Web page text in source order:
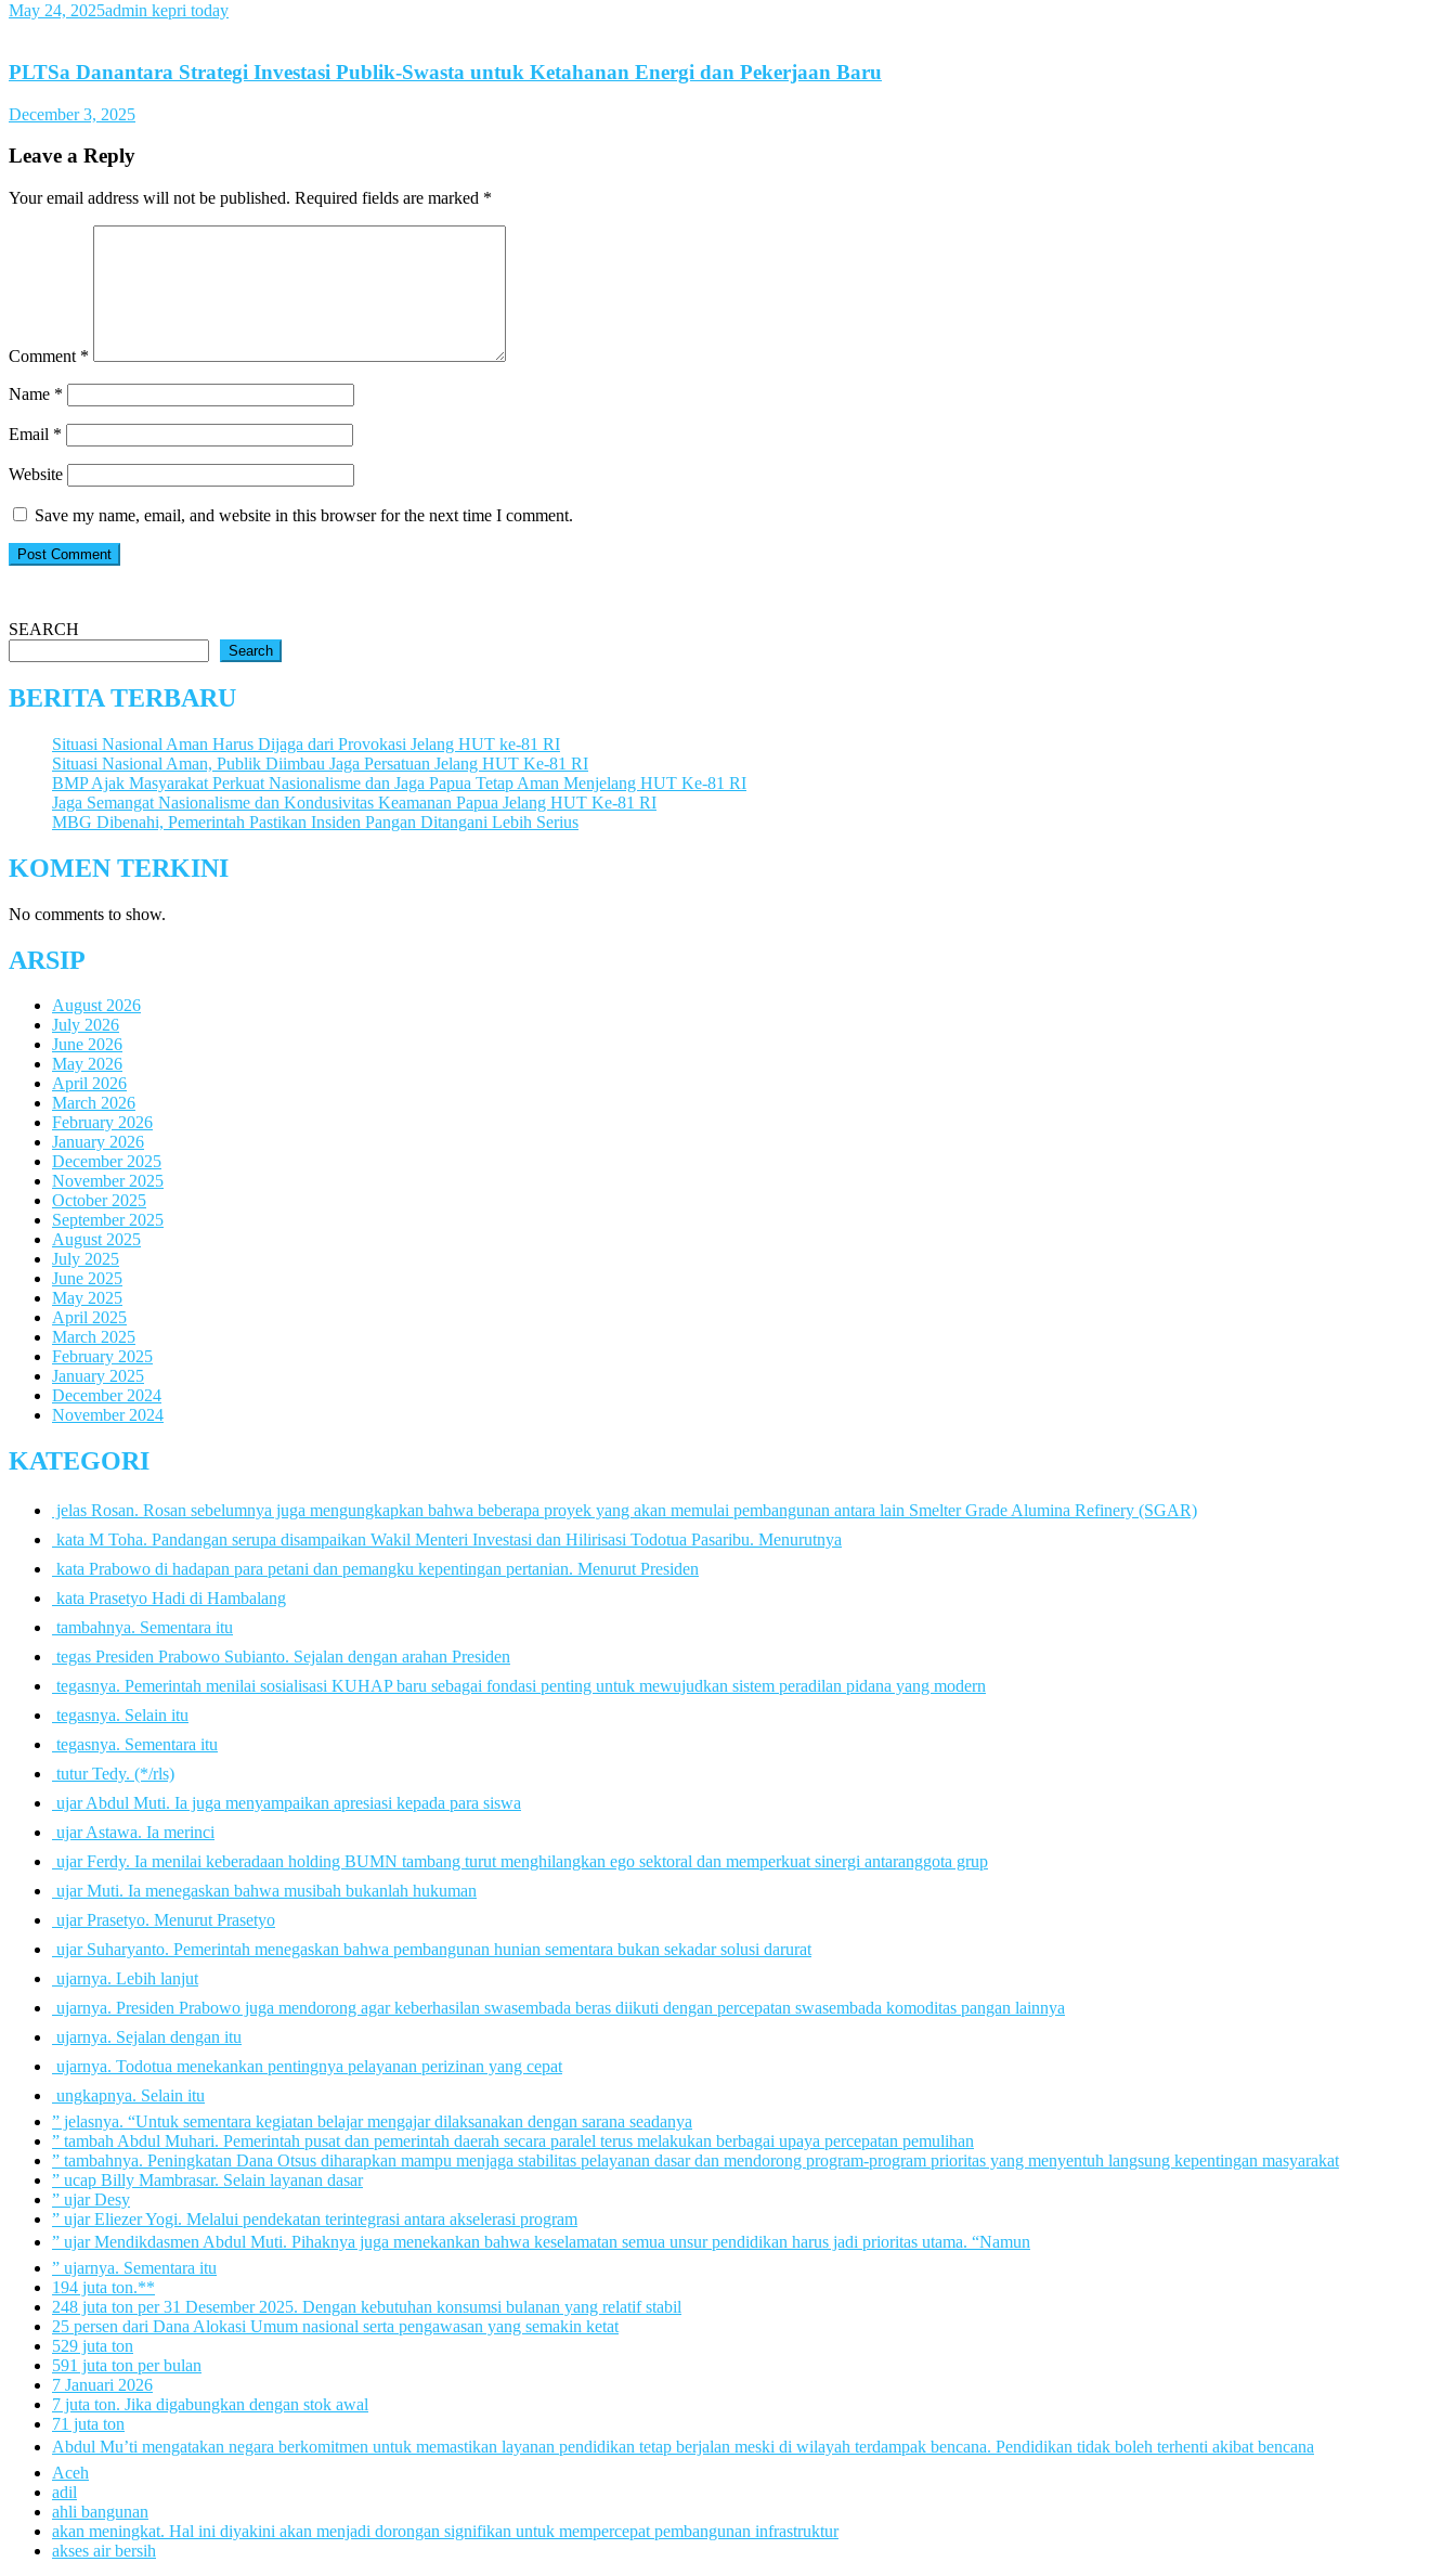
May 24, 2025admin kepri today
PLTSa Danantara Strategi Investasi Publik-Swasta untuk Ketahanan Energi dan Pekerjaan Baru
December 3, 2025
Leave a Reply
Your email address will not be published. Required fields are marked *
Comment *
Name *
Email *
Website
Save my name, email, and website in this browser for the next time I comment.
SEARCH
Search
BERITA TERBARU
Situasi Nasional Aman Harus Dijaga dari Provokasi Jelang HUT ke-81 RI
Situasi Nasional Aman, Publik Diimbau Jaga Persatuan Jelang HUT Ke-81 RI
BMP Ajak Masyarakat Perkuat Nasionalisme dan Jaga Papua Tetap Aman Menjelang HUT Ke-81 RI
Jaga Semangat Nasionalisme dan Kondusivitas Keamanan Papua Jelang HUT Ke-81 RI
MBG Dibenahi, Pemerintah Pastikan Insiden Pangan Ditangani Lebih Serius
KOMEN TERKINI
No comments to show.
ARSIP
August 2026
July 2026
June 2026
May 2026
April 2026
March 2026
February 2026
January 2026
December 2025
November 2025
October 2025
September 2025
August 2025
July 2025
June 2025
May 2025
April 2025
March 2025
February 2025
January 2025
December 2024
November 2024
KATEGORI
 jelas Rosan. Rosan sebelumnya juga mengungkapkan bahwa beberapa proyek yang akan memulai pembangunan antara lain Smelter Grade Alumina Refinery (SGAR)
 kata M Toha. Pandangan serupa disampaikan Wakil Menteri Investasi dan Hilirisasi Todotua Pasaribu. Menurutnya
 kata Prabowo di hadapan para petani dan pemangku kepentingan pertanian. Menurut Presiden
 kata Prasetyo Hadi di Hambalang
 tambahnya. Sementara itu
 tegas Presiden Prabowo Subianto. Sejalan dengan arahan Presiden
 tegasnya. Pemerintah menilai sosialisasi KUHAP baru sebagai fondasi penting untuk mewujudkan sistem peradilan pidana yang modern
 tegasnya. Selain itu
 tegasnya. Sementara itu
 tutur Tedy. (*/rls)
 ujar Abdul Muti. Ia juga menyampaikan apresiasi kepada para siswa
 ujar Astawa. Ia merinci
 ujar Ferdy. Ia menilai keberadaan holding BUMN tambang turut menghilangkan ego sektoral dan memperkuat sinergi antaranggota grup
 ujar Muti. Ia menegaskan bahwa musibah bukanlah hukuman
 ujar Prasetyo. Menurut Prasetyo
 ujar Suharyanto. Pemerintah menegaskan bahwa pembangunan hunian sementara bukan sekadar solusi darurat
 ujarnya. Lebih lanjut
 ujarnya. Presiden Prabowo juga mendorong agar keberhasilan swasembada beras diikuti dengan percepatan swasembada komoditas pangan lainnya
 ujarnya. Sejalan dengan itu
 ujarnya. Todotua menekankan pentingnya pelayanan perizinan yang cepat
 ungkapnya. Selain itu
” jelasnya. “Untuk sementara kegiatan belajar mengajar dilaksanakan dengan sarana seadanya
” tambah Abdul Muhari. Pemerintah pusat dan pemerintah daerah secara paralel terus melakukan berbagai upaya percepatan pemulihan
” tambahnya. Peningkatan Dana Otsus diharapkan mampu menjaga stabilitas pelayanan dasar dan mendorong program-program prioritas yang menyentuh langsung kepentingan masyarakat
” ucap Billy Mambrasar. Selain layanan dasar
” ujar Desy
” ujar Eliezer Yogi. Melalui pendekatan terintegrasi antara akselerasi program
” ujar Mendikdasmen Abdul Muti. Pihaknya juga menekankan bahwa keselamatan semua unsur pendidikan harus jadi prioritas utama. “Namun
” ujarnya. Sementara itu
194 juta ton.**
248 juta ton per 31 Desember 2025. Dengan kebutuhan konsumsi bulanan yang relatif stabil
25 persen dari Dana Alokasi Umum nasional serta pengawasan yang semakin ketat
529 juta ton
591 juta ton per bulan
7 Januari 2026
7 juta ton. Jika digabungkan dengan stok awal
71 juta ton
Abdul Mu’ti mengatakan negara berkomitmen untuk memastikan layanan pendidikan tetap berjalan meski di wilayah terdampak bencana. Pendidikan tidak boleh terhenti akibat bencana
Aceh
adil
ahli bangunan
akan meningkat. Hal ini diyakini akan menjadi dorongan signifikan untuk mempercepat pembangunan infrastruktur
akses air bersih